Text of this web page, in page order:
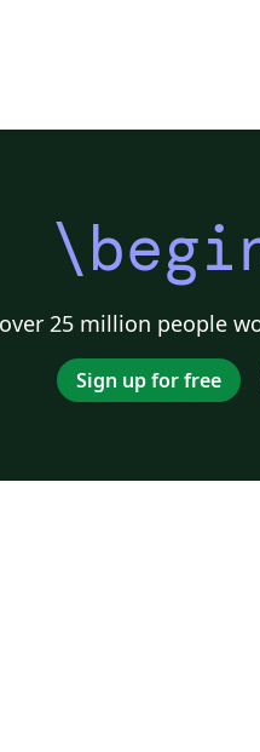
25 million people
Sign up for free